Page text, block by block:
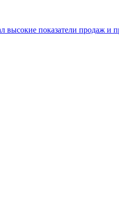
показатели продаж и